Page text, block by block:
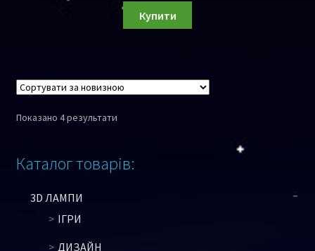
Купити
Показано 4 результати
Каталог товарів:
3D ЛАМПИ
ІГРИ
ДИЗАЙН